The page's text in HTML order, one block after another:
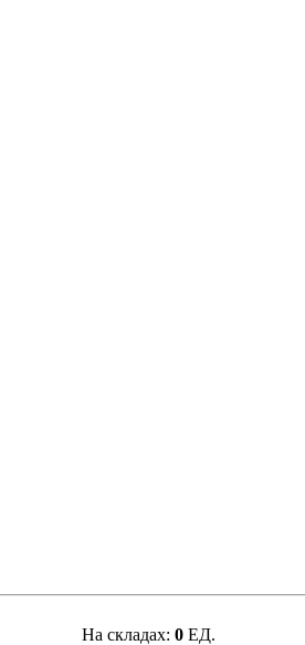
На складах: 0 ЕД.